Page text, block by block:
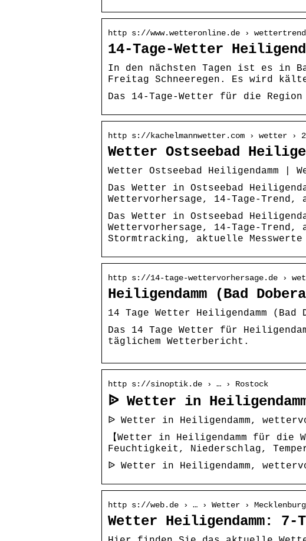
http s://www.wetteronline.de ›
14-Tage-Wetter
In den nächsten Tagen ist es in
Freitag Schneeregen. Es wird
Das 14-Tage-Wetter für die
http s://kachelmannwetter.com › wetter ›
Wetter Ostseebad
Wetter Ostseebad Heiligendamm |
Das Wetter in Ostseebad
Wettervorhersage, 14-Tage-Trend,
Das Wetter in Ostseebad
Wettervorhersage, 14-Tage-Trend,
Stormtracking, aktuelle
http s://14-tage-wettervorhersage.de ›
Heiligendamm (Bad
14 Tage Wetter Heiligendamm
Das 14 Tage Wetter für
täglichem Wetterbericht.
http s://sinoptik.de › … › Rostock
ᐉ Wetter in
ᐉ Wetter in Heiligendamm,
【Wetter in Heiligendamm für die
Feuchtigkeit, Niederschlag,
ᐉ Wetter in Heiligendamm,
http s://web.de › … › Wetter › Mecklenburg-
Wetter Heiligendamm: 7-